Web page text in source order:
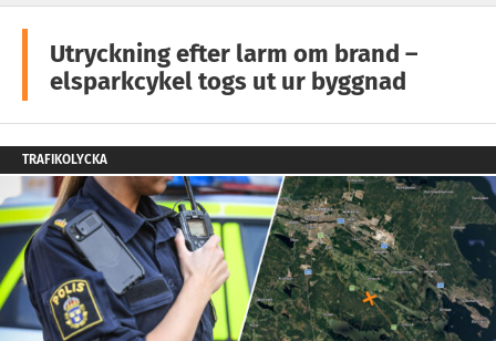
Utryckning efter larm om brand –
elsparkcykel togs ut ur byggnad
TRAFIKOLYCKA